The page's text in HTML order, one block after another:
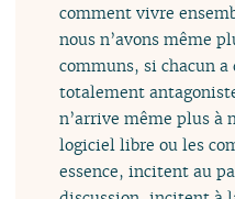
comment vivre
nous n’avons même
communs, si chacun
totalement
n’arrive même plus à
logiciel libre ou les
essence, incitent au